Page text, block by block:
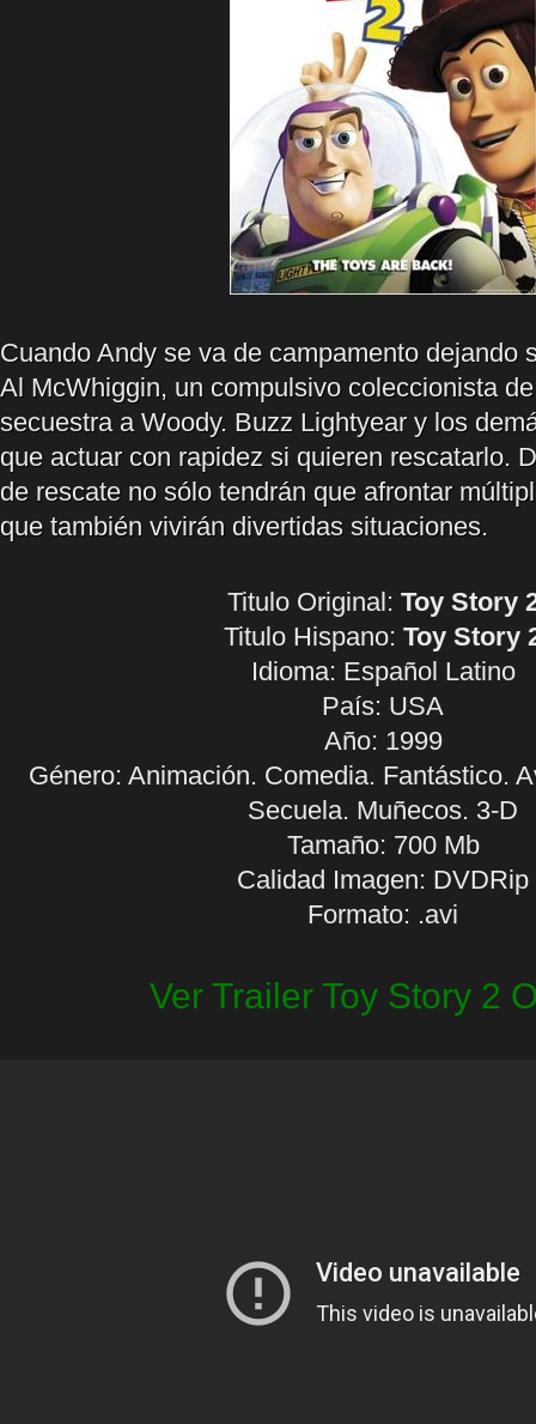
Cuando Andy se va de campamento dejando
Al McWhiggin, un compulsivo coleccionista
secuestra a Woody. Buzz Lightyear y los
que actuar con rapidez si quieren rescatarlo.
de rescate no sólo tendrán que afrontar
que también vivirán divertidas situaciones.
Titulo Original: Toy Story
Titulo Hispano: Toy Story
Idioma: Español Latino
País: USA
Año: 1999
Género: Animación. Comedia. Fantástico.
Secuela. Muñecos. 3-D
Tamaño: 700 Mb
Calidad Imagen: DVDRip
Formato: .avi
Ver Trailer Toy Story 2